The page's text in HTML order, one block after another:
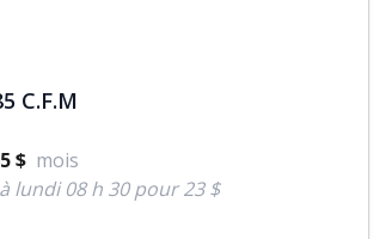
C.F.M
$ mois
lundi 08 h 30 pour 23 $